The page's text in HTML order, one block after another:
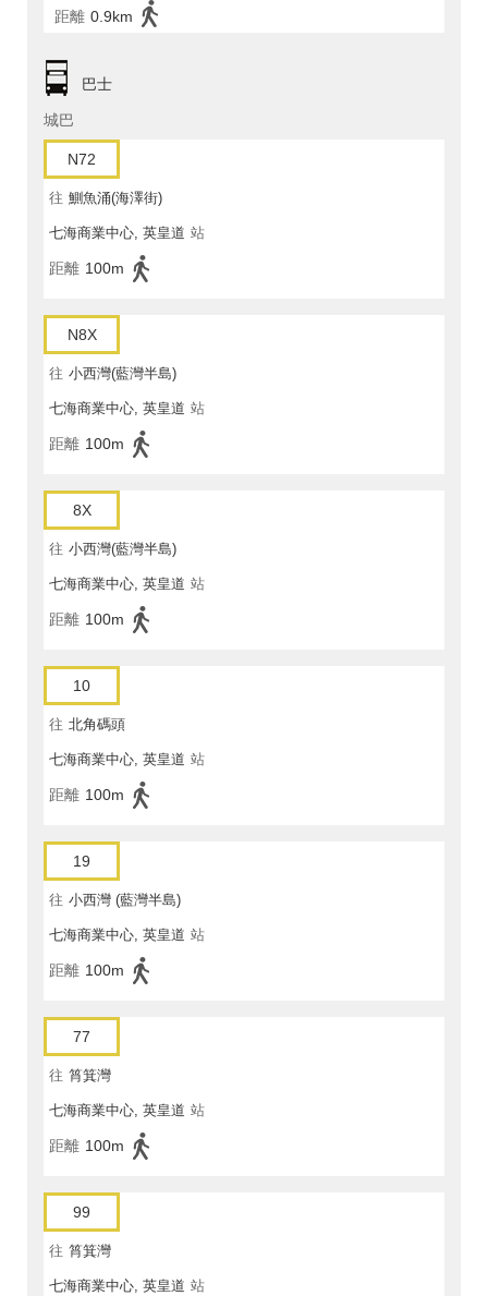
距離 0.9km
巴士
城巴
N72
往 鰂魚涌(海澤街)
七海商業中心, 英皇道 站
距離 100m
N8X
往 小西灣(藍灣半島)
七海商業中心, 英皇道 站
距離 100m
8X
往 小西灣(藍灣半島)
七海商業中心, 英皇道 站
距離 100m
10
往 北角碼頭
七海商業中心, 英皇道 站
距離 100m
19
往 小西灣 (藍灣半島)
七海商業中心, 英皇道 站
距離 100m
77
往 筲箕灣
七海商業中心, 英皇道 站
距離 100m
99
往 筲箕灣
七海商業中心, 英皇道 站